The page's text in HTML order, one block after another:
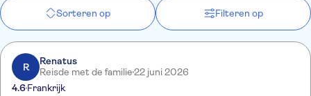
Sorteren op Filteren op
R
Renatus
Reisde met de familie22 juni 2026
4.6Frankrijk